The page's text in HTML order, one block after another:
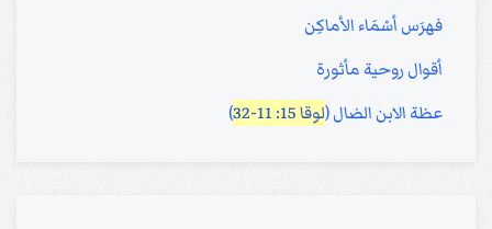
فهرَس أسْمَاء الأماكِن
أقوال روحية مأثورة
عظة الابن الضال (لوقا 15: 11-32 )